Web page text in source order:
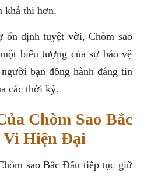
khả thi hơn.
ổn định tuyệt vời, Chòm sao
biểu tượng của sự bảo vệ
bạn đồng hành đáng tin
các thời kỳ.
Chòm Sao Bắc
Vi Hiện Đại
sao Bắc Đẩu tiếp tục giữ